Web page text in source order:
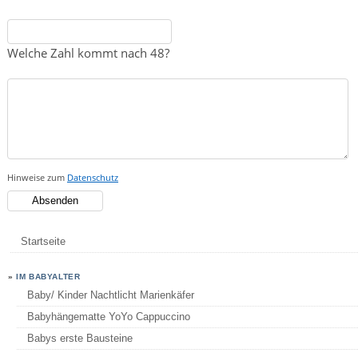
Welche Zahl kommt nach 48?
Hinweise zum Datenschutz
Startseite
»IM BABYALTER
Baby/ Kinder Nachtlicht Marienkäfer
Babyhängematte YoYo Cappuccino
Babys erste Bausteine